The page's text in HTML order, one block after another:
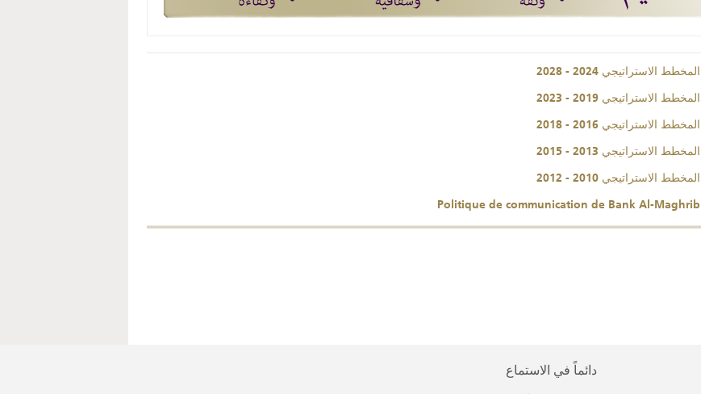
المخطط الاستراتيجي 2024 - 2028
المخطط الاستراتيجي 2019 - 2023
المخطط الاستراتيجي 2016 - 2018
المخطط الاستراتيجي 2013 - 2015
المخطط الاستراتيجي 2010 - 2012
Politique de communication de Bank Al-Maghrib
دائماً في الاستماع